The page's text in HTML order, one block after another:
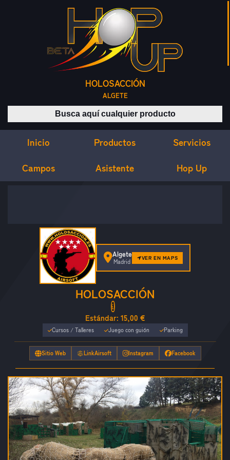
HOLOSACCIÓN
ALGETE
Buscar productos
Inicio Productos Servicios
Campos Asistente Hop Up
HOLOSACCIÓN
Estándar: 15,00 €
Cursos / Talleres Juego con guión Parking
Sitio Web LinkAirsoft Instagram Facebook
Algete
Madrid
VER EN MAPS